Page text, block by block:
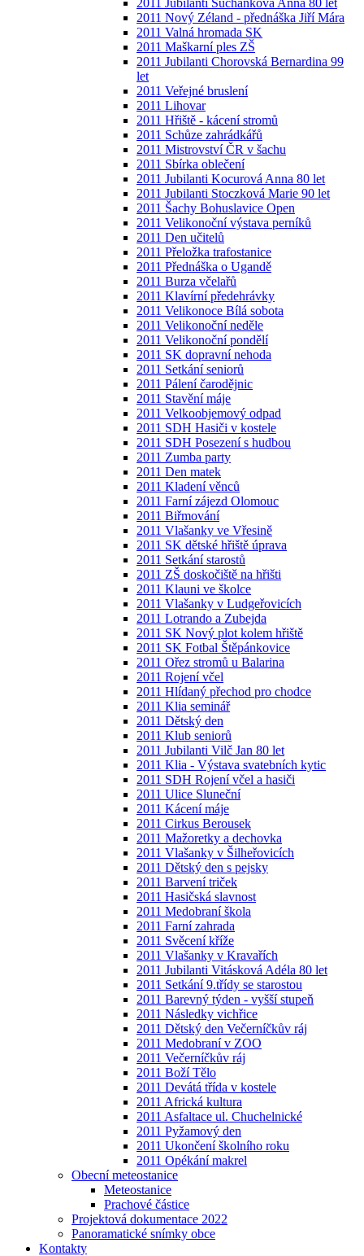
2011 Jubilanti Suchánková Anna 80 let
2011 Nový Zéland - přednáška Jiří Mára
2011 Valná hromada SK
2011 Maškarní ples ZŠ
2011 Jubilanti Chorovská Bernardina 99
let
2011 Veřejné bruslení
2011 Lihovar
2011 Hřiště - kácení stromů
2011 Schůze zahrádkářů
2011 Mistrovství ČR v šachu
2011 Sbírka oblečení
2011 Jubilanti Kocurová Anna 80 let
2011 Jubilanti Stoczková Marie 90 let
2011 Šachy Bohuslavice Open
2011 Velikonoční výstava perníků
2011 Den učitelů
2011 Přeložka trafostanice
2011 Přednáška o Ugandě
2011 Burza včelařů
2011 Klavírní předehrávky
2011 Velikonoce Bílá sobota
2011 Velikonoční neděle
2011 Velikonoční pondělí
2011 SK dopravní nehoda
2011 Setkání seniorů
2011 Pálení čarodějnic
2011 Stavění máje
2011 Velkoobjemový odpad
2011 SDH Hasiči v kostele
2011 SDH Posezení s hudbou
2011 Zumba party
2011 Den matek
2011 Kladení věnců
2011 Farní zájezd Olomouc
2011 Biřmování
2011 Vlašanky ve Vřesině
2011 SK dětské hřiště úprava
2011 Setkání starostů
2011 ZŠ doskočiště na hřišti
2011 Klauni ve školce
2011 Vlašanky v Ludgeřovicích
2011 Lotrando a Zubejda
2011 SK Nový plot kolem hřiště
2011 SK Fotbal Štěpánkovice
2011 Ořez stromů u Balarina
2011 Rojení včel
2011 Hlídaný přechod pro chodce
2011 Klia seminář
2011 Dětský den
2011 Klub seniorů
2011 Jubilanti Vilč Jan 80 let
2011 Klia - Výstava svatebních kytic
2011 SDH Rojení včel a hasiči
2011 Ulice Sluneční
2011 Kácení máje
2011 Cirkus Berousek
2011 Mažoretky a dechovka
2011 Vlašanky v Šilheřovicích
2011 Dětský den s pejsky
2011 Barvení triček
2011 Hasičská slavnost
2011 Medobraní škola
2011 Farní zahrada
2011 Svěcení kříže
2011 Vlašanky v Kravařích
2011 Jubilanti Vitásková Adéla 80 let
2011 Setkání 9.třídy se starostou
2011 Barevný týden - vyšší stupeň
2011 Následky vichřice
2011 Dětský den Večerníčkův ráj
2011 Medobraní v ZOO
2011 Večerníčkův ráj
2011 Boží Tělo
2011 Devátá třída v kostele
2011 Africká kultura
2011 Asfaltace ul. Chuchelnické
2011 Pyžamový den
2011 Ukončení školního roku
2011 Opékání makrel
Obecní meteostanice
Meteostanice
Prachové částice
Projektová dokumentace 2022
Panoramatické snímky obce
Kontakty